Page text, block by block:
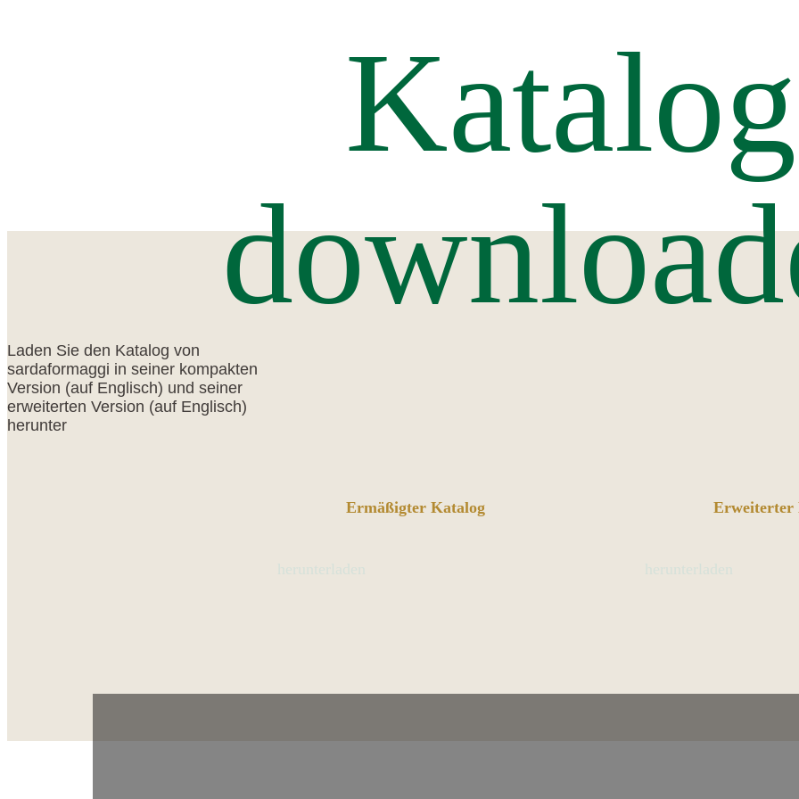
Katalog
Laden Sie den Katalog von
sardaformaggi in seiner kompakten
Version (auf Englisch) und seiner
erweiterten Version (auf Englisch)
herunter
Ermäßigter Katalog Erweiterter